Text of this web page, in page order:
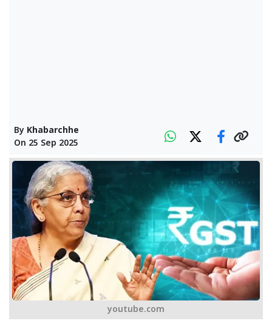
By Khabarchhe
On 25 Sep 2025
youtube.com